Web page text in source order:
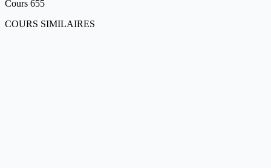
Cours 655
COURS SIMILAIRES